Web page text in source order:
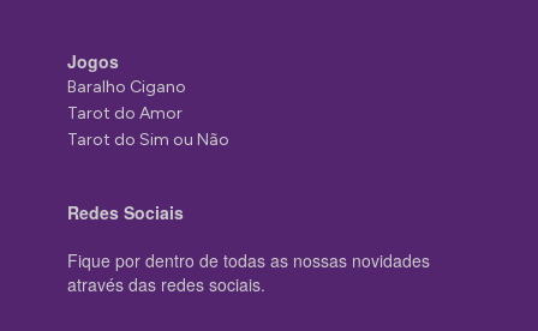
Jogos
Baralho Cigano
Tarot do Amor
Tarot do Sim ou Não
Redes Sociais
Fique por dentro de todas as nossas novidades
através das redes sociais.